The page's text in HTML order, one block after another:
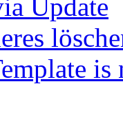
Update